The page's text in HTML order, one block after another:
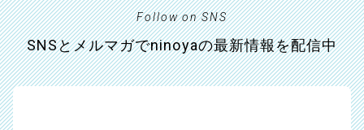
Follow on SNS
SNSとメルマガでninoyaの最新情報を配信中